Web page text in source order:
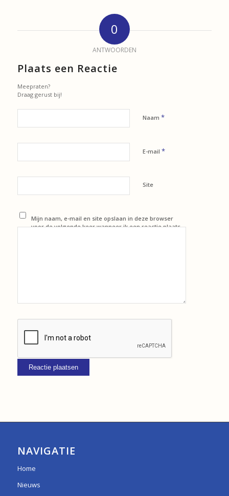
0
ANTWOORDEN
Plaats een Reactie
Meepraten?
Draag gerust bij!
Naam *
E-mail *
Site
Mijn naam, e-mail en site opslaan in deze browser
voor de volgende keer wanneer ik een reactie plaats.
NAVIGATIE
Home
Nieuws